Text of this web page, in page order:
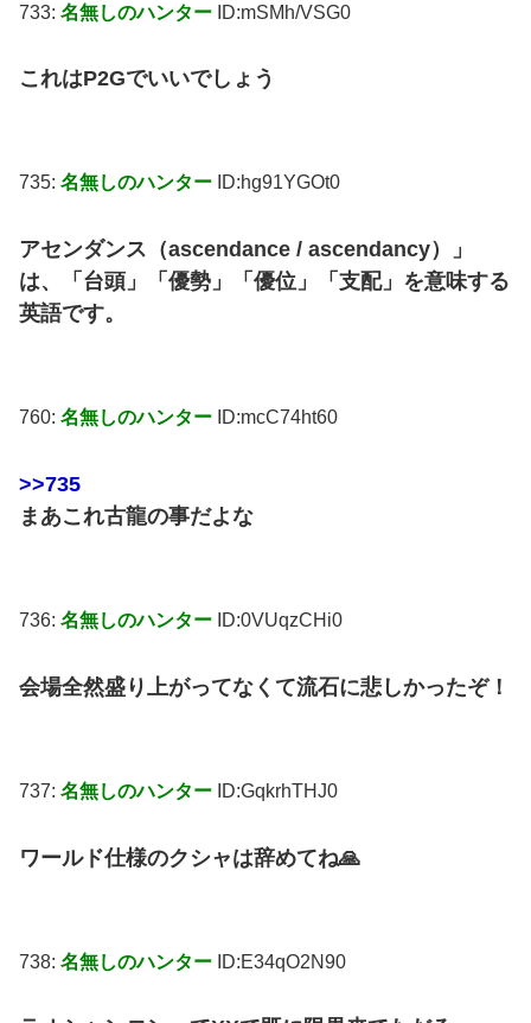
733: 名無しのハンター ID:mSMh/VSG0
これはP2Gでいいでしょう
735: 名無しのハンター ID:hg91YGOt0
アセンダンス（ascendance / ascendancy）」
は、「台頭」「優勢」「優位」「支配」を意味する
英語です。
760: 名無しのハンター ID:mcC74ht60
>>735
まあこれ古龍の事だよな
736: 名無しのハンター ID:0VUqzCHi0
会場全然盛り上がってなくて流石に悲しかったぞ！
737: 名無しのハンター ID:GqkrhTHJ0
ワールド仕様のクシャは辞めてね🙏
738: 名無しのハンター ID:E34qO2N90